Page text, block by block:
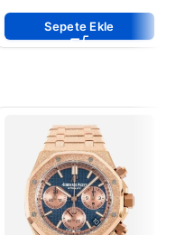
Clone ETA
Sepete Ekle